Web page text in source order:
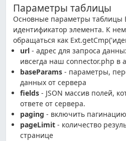
Параметры таблицы
Основные параметры таблицы
идентификатор элемента. К
обращаться как
url- адрес для запроса
ивсегда наш connector.php в
baseParams- параметры,
данных от сервера
fields- JSON массив полей,
ответе от сервера.
paging - включить пагинацию
pageLimit- количество
странице